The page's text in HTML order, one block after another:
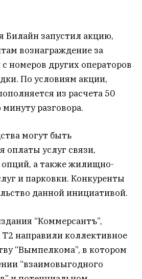
Билайн запустил акцию,
вознаграждение за
номеров других операторов
По условиям акции,
из расчета 50
разговора.
могут быть
оплаты услуг связи,
а также жилищно-
и парковки. Конкуренты
данной инициативой.
“Коммерсантъ”,
направили коллективное
“Вымпелкома”, в котором
“взаимовыгодного